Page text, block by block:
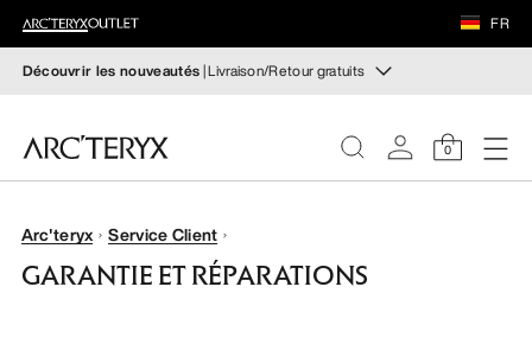
FR
Découvrir les nouveautés| Livraison/Retour gratuits
Les nouveaux équipements qui facilitent vos
mouvements et régulent votre température lors des
Pour femme Pour homme
0
FEMME
ÉQUIPEMENT
VEILANCE
Arc'teryx Service Client
GARANTIE ET RÉPARATIONS